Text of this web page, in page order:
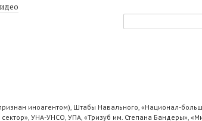
иноагентом), Штабы Навального, «Национал-
УНА-УНСО, УПА, «Тризуб им. Степана Бандеры»,